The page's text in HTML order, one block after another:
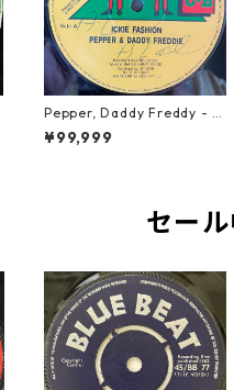
Pepper, Daddy Freddy - Ic
kie Fashion【12-50044】
¥99,999
セー